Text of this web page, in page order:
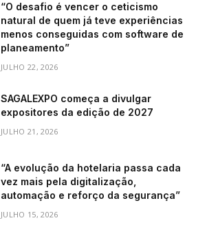
“O desafio é vencer o ceticismo
natural de quem já teve experiências
menos conseguidas com software de
planeamento”
JULHO 22, 2026
SAGALEXPO começa a divulgar
expositores da edição de 2027
JULHO 21, 2026
“A evolução da hotelaria passa cada
vez mais pela digitalização,
automação e reforço da segurança”
JULHO 15, 2026